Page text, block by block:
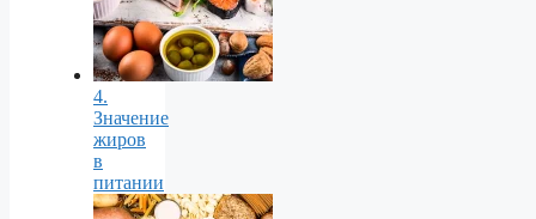
4.
Значение
жиров
в
питании